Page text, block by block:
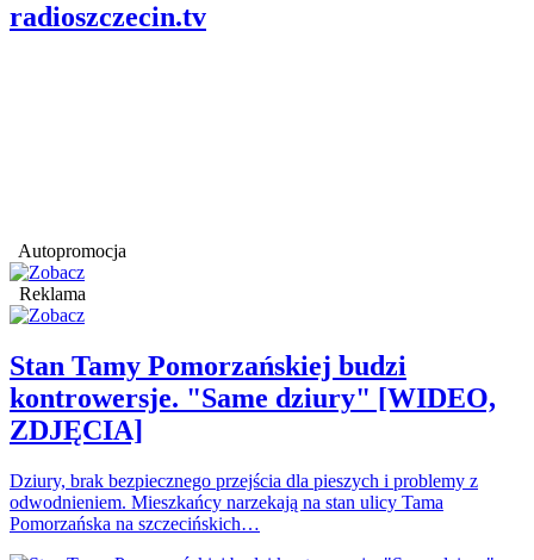
radioszczecin.tv
Autopromocja
Reklama
Stan Tamy Pomorzańskiej budzi
kontrowersje. "Same dziury" [WIDEO,
ZDJĘCIA]
Dziury, brak bezpiecznego przejścia dla pieszych i problemy z
odwodnieniem. Mieszkańcy narzekają na stan ulicy Tama
Pomorzańska na szczecińskich…